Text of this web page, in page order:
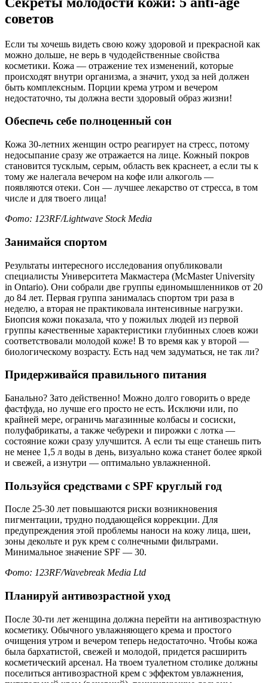
советов
Если ты хочешь видеть свою кожу здоровой и прекрасной как
можно дольше, не верь в чудодейственные свойства
косметики. Кожа — отражение тех изменений, которые
происходят внутри организма, а значит, уход за ней должен
быть комплексным. Порции крема утром и вечером
недостаточно, ты должна вести здоровый образ жизни!
Обеспечь себе полноценный сон
Кожа 30-летних женщин остро реагирует на стресс, потому
недосыпание сразу же отражается на лице. Кожный покров
становится тусклым, серым, область век краснеет, а если ты к
тому же налегала вечером на кофе или алкоголь —
появляются отеки. Сон — лучшее лекарство от стресса, в том
числе и для твоего лица!
Фото: 123RF/Lightwave Stock Media
Занимайся спортом
Результаты интересного исследования опубликовали
специалисты Университета Макмастера (McMaster University
in Ontario). Они собрали две группы единомышленников от 20
до 84 лет. Первая группа занималась спортом три раза в
неделю, а вторая не практиковала интенсивные нагрузки.
Биопсия кожи показала, что у пожилых людей из первой
группы качественные характеристики глубинных слоев кожи
соответствовали молодой коже! В то время как у второй —
биологическому возрасту. Есть над чем задуматься, не так ли?
Придерживайся правильного питания
Банально? Зато действенно! Можно долго говорить о вреде
фастфуда, но лучше его просто не есть. Исключи или, по
крайней мере, ограничь магазинные колбасы и сосиски,
полуфабрикаты, а также чебуреки и пирожки с лотка —
состояние кожи сразу улучшится. А если ты еще станешь пить
не менее 1,5 л воды в день, визуально кожа станет более яркой
и свежей, а изнутри — оптимально увлажненной.
Пользуйся средствами с SPF круглый год
После 25-30 лет повышаются риски возникновения
пигментации, трудно поддающейся коррекции. Для
предупреждения этой проблемы наноси на кожу лица, шеи,
зоны декольте и рук крем с солнечными фильтрами.
Минимальное значение SPF — 30.
Фото: 123RF/Wavebreak Media Ltd
Планируй антивозрастной уход
После 30-ти лет женщина должна перейти на антивозрастную
косметику. Обычного увлажняющего крема и простого
очищения утром и вечером теперь недостаточно. Чтобы кожа
была бархатистой, свежей и молодой, придется расширить
косметический арсенал. На твоем туалетном столике должны
поселиться антивозрастной крем с эффектом увлажнения,